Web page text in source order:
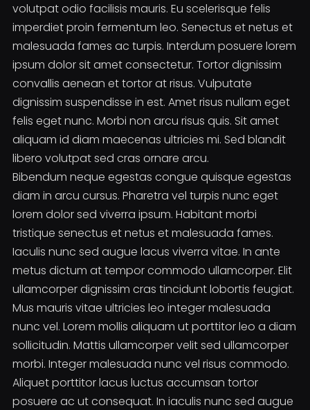
volutpat odio facilisis mauris. Eu scelerisque felis
imperdiet proin fermentum leo. Senectus et netus et
malesuada fames ac turpis. Interdum posuere lorem
ipsum dolor sit amet consectetur. Tortor dignissim
convallis aenean et tortor at risus. Vulputate
dignissim suspendisse in est. Amet risus nullam eget
felis eget nunc. Morbi non arcu risus quis. Sit amet
aliquam id diam maecenas ultricies mi. Sed blandit
libero volutpat sed cras ornare arcu.
Bibendum neque egestas congue quisque egestas
diam in arcu cursus. Pharetra vel turpis nunc eget
lorem dolor sed viverra ipsum. Habitant morbi
tristique senectus et netus et malesuada fames.
Iaculis nunc sed augue lacus viverra vitae. In ante
metus dictum at tempor commodo ullamcorper. Elit
ullamcorper dignissim cras tincidunt lobortis feugiat.
Mus mauris vitae ultricies leo integer malesuada
nunc vel. Lorem mollis aliquam ut porttitor leo a diam
sollicitudin. Mattis ullamcorper velit sed ullamcorper
morbi. Integer malesuada nunc vel risus commodo.
Aliquet porttitor lacus luctus accumsan tortor
posuere ac ut consequat. In iaculis nunc sed augue